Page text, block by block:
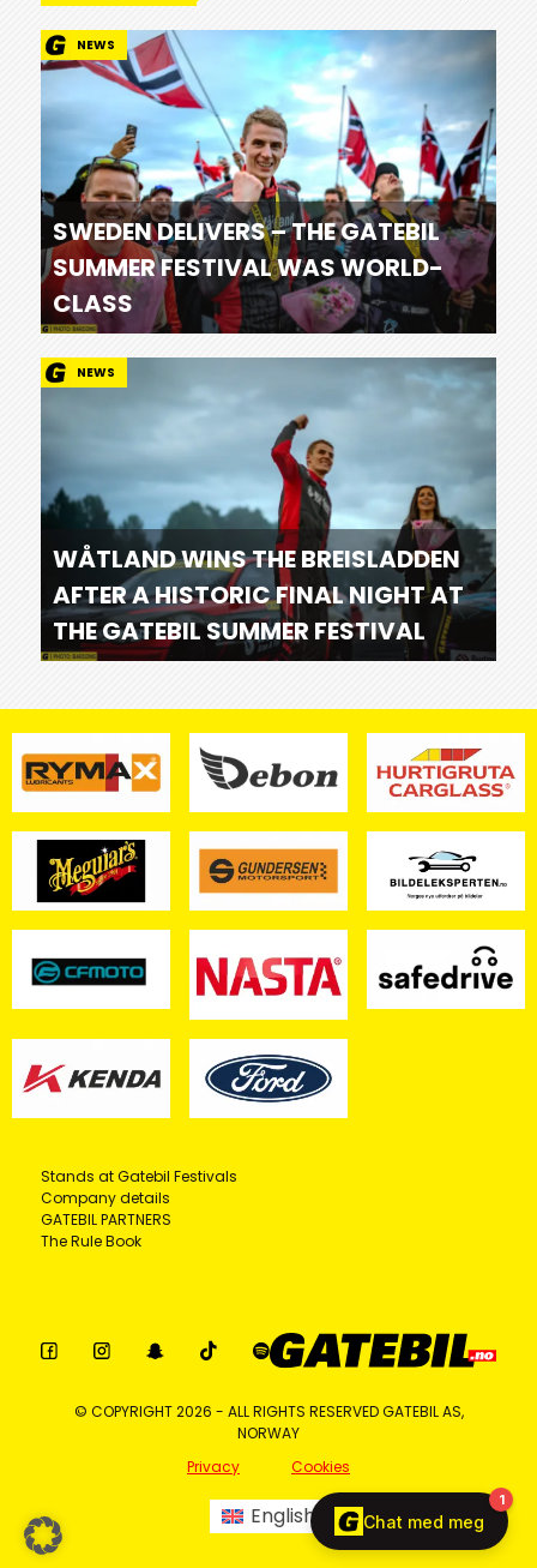
NEWS
SWEDEN DELIVERS – THE GATEBIL
SUMMER FESTIVAL WAS WORLD-
CLASS
NEWS
WÅTLAND WINS THE BREISLADDEN
AFTER A HISTORIC FINAL NIGHT AT
THE GATEBIL SUMMER FESTIVAL
Stands at Gatebil Festivals
Company details
GATEBIL PARTNERS
The Rule Book
© COPYRIGHT 2026 - ALL RIGHTS RESERVED GATEBIL AS,
NORWAY
Privacy
Cookies
English